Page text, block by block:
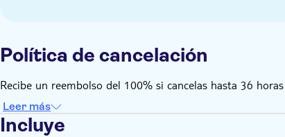
Se recomienda llevar efectivo para extras opcionales y
Política de cancelación
Recibe un reembolso del 100% si cancelas hasta 36
Leer más
Incluye